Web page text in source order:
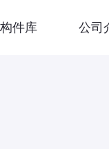
构件库 公司